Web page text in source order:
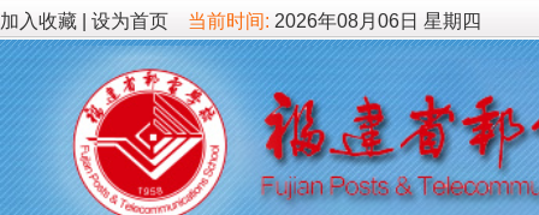
加入收藏|设为首页 当前时间:2026年08月06日 星期四
首 页 学校介绍 学校信息 德育教